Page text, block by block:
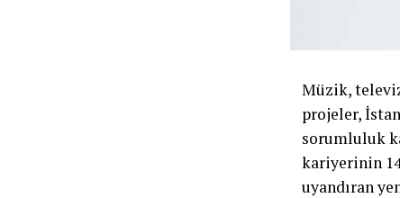
Müzik,
projeler,
sorumluluk
kariyerinin
uyandıran